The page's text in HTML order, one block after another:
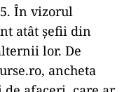
În vizorul
atât șefii din
lor. De
ancheta